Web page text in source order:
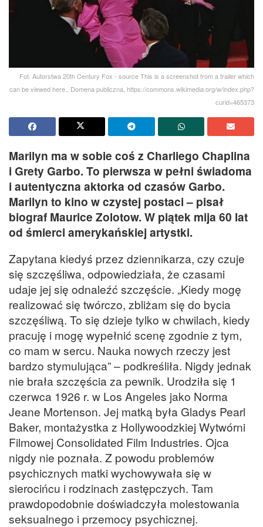
Fot. Autorstwa 20th Century Fox - source This is a screenshot from a trailer which
can be viewed here., Domena publiczna, https://commons.wikimedia.org/w/index.php?
curid=465373
Marilyn ma w sobie coś z Charliego Chaplina
i Grety Garbo. To pierwsza w pełni świadoma
i autentyczna aktorka od czasów Garbo.
Marilyn to kino w czystej postaci – pisał
biograf Maurice Zolotow. W piątek mija 60 lat
od śmierci amerykańskiej artystki.
Zapytana kiedyś przez dziennikarza, czy czuje
się szczęśliwa, odpowiedziała, że czasami
udaje jej się odnaleźć szczęście. „Kiedy mogę
realizować się twórczo, zbliżam się do bycia
szczęśliwą. To się dzieje tylko w chwilach, kiedy
pracuję i mogę wypełnić scenę zgodnie z tym,
co mam w sercu. Nauka nowych rzeczy jest
bardzo stymulująca” – podkreśliła. Nigdy jednak
nie brała szczęścia za pewnik. Urodziła się 1
czerwca 1926 r. w Los Angeles jako Norma
Jeane Mortenson. Jej matką była Gladys Pearl
Baker, montażystka z Hollywoodzkiej Wytwórni
Filmowej Consolidated Film Industries. Ojca
nigdy nie poznała. Z powodu problemów
psychicznych matki wychowywała się w
sierocińcu i rodzinach zastępczych. Tam
prawdopodobnie doświadczyła molestowania
seksualnego i przemocy psychicznej.